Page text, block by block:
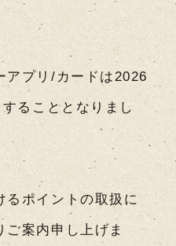
アプリ/カードは2026
ることとなりまし
るポイントの取扱に
案内申し上げま